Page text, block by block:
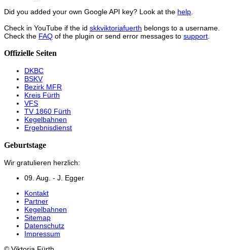
Did you added your own Google API key? Look at the help
Check in YouTube if the id skkviktoriafuerth belongs to a username.
Check the FAQ of the plugin or send error messages to support
Offizielle Seiten
DKBC
BSKV
Bezirk MFR
Kreis Fürth
VFS
TV 1860 Fürth
Kegelbahnen
Ergebnisdienst
Geburtstage
Wir gratulieren herzlich:
09. Aug. - J. Egger
Kontakt
Partner
Kegelbahnen
Sitemap
Datenschutz
Impressum